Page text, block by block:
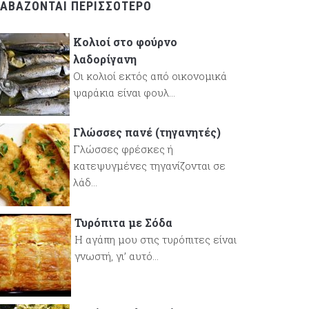
ΠΕΡΙΣΣΌΤΕΡΟ
Κολιοί στο φούρνο
λαδορίγανη
Οι κολιοί εκτός από οικονομικά
ψαράκια είναι φουλ...
Γλώσσες πανέ (τηγανητές)
Γλώσσες φρέσκες ή
κατεψυγμένες τηγανίζονται σε
λάδ...
Τυρόπιτα με Σόδα
Η αγάπη μου στις τυρόπιτες είναι
γνωστή, γι’ αυτό...